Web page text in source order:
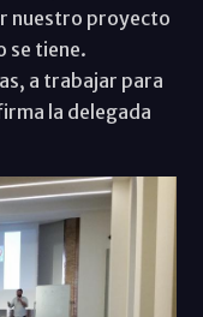
nuestro proyecto
se tiene.
a trabajar para
la delegada